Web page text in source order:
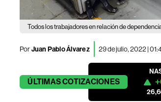
Todos los trabajadores en relación de
PorJuan Pablo Álvarez 29 de julio, 2022 |
ÚLTIMASCOTIZACIONES